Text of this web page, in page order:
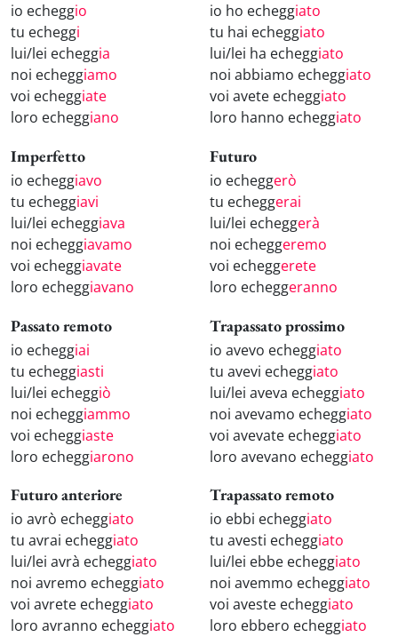
io echeggio
tu echeggi
lui/lei echeggia
noi echeggiamo
voi echeggiate
loro echeggiano
io ho echeggiato
tu hai echeggiato
lui/lei ha echeggiato
noi abbiamo echeggiato
voi avete echeggiato
loro hanno echeggiato
Imperfetto
io echeggiavo
tu echeggiavi
lui/lei echeggiava
noi echeggiavamo
voi echeggiavate
loro echeggiavano
Futuro
io echeggerò
tu echeggerai
lui/lei echeggerà
noi echeggeremo
voi echeggerete
loro echeggeranno
Passato remoto
io echeggiai
tu echeggiasti
lui/lei echeggiò
noi echeggiammo
voi echeggiaste
loro echeggiarono
Trapassato prossimo
io avevo echeggiato
tu avevi echeggiato
lui/lei aveva echeggiato
noi avevamo echeggiato
voi avevate echeggiato
loro avevano echeggiato
Futuro anteriore
io avrò echeggiato
tu avrai echeggiato
lui/lei avrà echeggiato
noi avremo echeggiato
voi avrete echeggiato
loro avranno echeggiato
Trapassato remoto
io ebbi echeggiato
tu avesti echeggiato
lui/lei ebbe echeggiato
noi avemmo echeggiato
voi aveste echeggiato
loro ebbero echeggiato